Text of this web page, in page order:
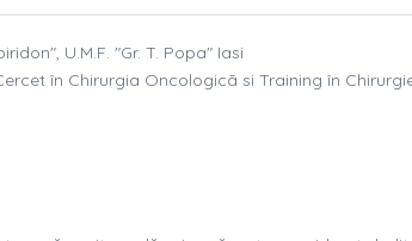
U.M.F. "Gr. T. Popa" Iasi
în Chirurgia Oncologicã si Training în